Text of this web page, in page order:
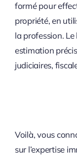
formé pour
propriété, en
la profession.
estimation
judiciaires,
Voilà, vous
sur l’expertise